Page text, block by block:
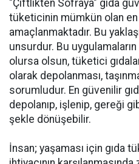
"Çiftlikten Sofraya" gıda
tüketicinin mümkün olan
amaçlanmaktadır. Bu
unsurdur. Bu
olursa olsun, tüketici
olarak depolanması,
sorumludur. En güvenilir
depolanıp, işlenip, gereği
şekle dönüşebilir.
İnsan; yaşaması için gıda